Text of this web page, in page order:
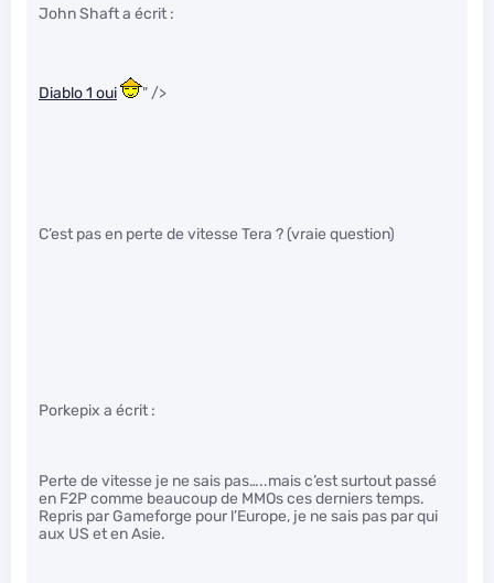
John Shaft a écrit :
Diablo 1 oui " />
C’est pas en perte de vitesse Tera ? (vraie question)
Porkepix a écrit :
Perte de vitesse je ne sais pas…..mais c’est surtout passé
en F2P comme beaucoup de MMOs ces derniers temps.
Repris par Gameforge pour l’Europe, je ne sais pas par qui
aux US et en Asie.